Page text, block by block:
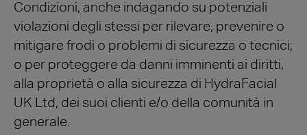
Condizioni, anche indagando su potenziali
violazioni degli stessi per rilevare, prevenire o
mitigare frodi o problemi di sicurezza o tecnici;
o per proteggere da danni imminenti ai diritti,
alla proprietà o alla sicurezza di HydraFacial
UK Ltd, dei suoi clienti e/o della comunità in
generale.